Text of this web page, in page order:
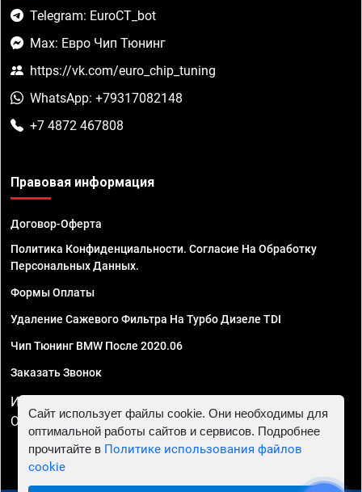
Telegram: EuroCT_bot
Max: Евро Чип Тюнинг
https://vk.com/euro_chip_tuning
WhatsApp: +79317082148
+7 4872 467808
Правовая информация
Договор-Оферта
Политика Конфиденциальности. Согласие На Обработку
Персональных Данных.
Формы Оплаты
Удаление Сажевого Фильтра На Турбо Дизеле TDI
Чип Тюнинг BMW После 2020.06
Заказать Звонок
ИП Смирнов Георгий Павлович. ИНН 781302555843,
ОГРНИП 324470400032610
Сайт использует файлы cookie. Они необходимы для
оптимальной работы сайтов и сервисов. Подробнее
прочитайте в Политике использования файлов
cookie